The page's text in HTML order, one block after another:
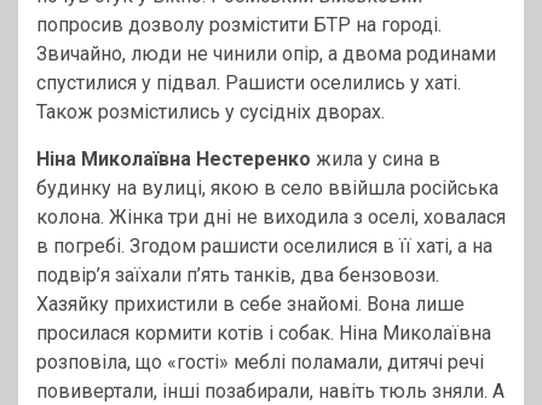
попросив дозволу розмістити БТР на городі.
Звичайно, люди не чинили опір, а двома родинами
спустилися у підвал. Рашисти оселились у хаті.
Також розмістились у сусідніх дворах.
Ніна Миколаївна Нестеренко жила у сина в
будинку на вулиці, якою в село ввійшла російська
колона. Жінка три дні не виходила з оселі, ховалася
в погребі. Згодом рашисти оселилися в її хаті, а на
подвір’я заїхали п’ять танків, два бензовози.
Хазяйку прихистили в себе знайомі. Вона лише
просилася кормити котів і собак. Ніна Миколаївна
розповіла, що «гості» меблі поламали, дитячі речі
повивертали, інші позабирали, навіть тюль зняли. А